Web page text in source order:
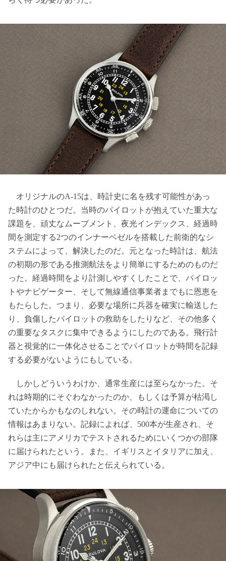
オリジナルのA-15は、時計史に名を残す可能性があっ
た時計のひとつだ。当時のパイロットが抱えていた重大な
課題を、頑丈なムーブメント、夜光インデックス、経過時
間を測定する2つのインナーベゼルを搭載した前衛的なシ
ステムによって、解決したのだ。元となった時計は、航法
の初期の形である推測航法をより簡単にするためのものだ
った。経過時間をより計測しやすくしたことで、パイロッ
トやナビゲーター、そして無線通信事業者までもに恩恵を
もたらした。つまり、必要な場所に兵器を確実に輸送した
り、負傷したパイロットの救助をしたりなど、その他多く
の重要なタスクに集中できるようにしたのである。飛行計
器と視覚的に一体化させることでパイロットが時間を記録
する必要がないようにもしている。
しかしどういうわけか、通常生産には至らなかった。そ
れは時期的にそぐわなかったのか、もしくは予算が枯渇し
ていたからかもなのしれない。その時計の運命についての
情報はあまりない。記録によれば、500本が生産され、そ
れらは主にアメリカでテストされるためにいくつかの部隊
に届けられたという。また、イギリスとイタリアに加え、
アジア中にも届けられたと伝えられている。